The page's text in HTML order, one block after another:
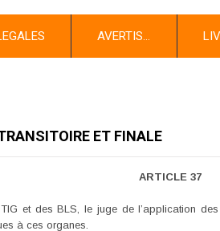
AVERTIS…
ET FINALE
ARTICLE 37
et des BLS, le juge de l’application
à ces organes.